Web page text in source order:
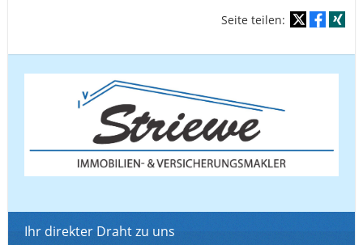
Seite teilen:
Ihr direkter Draht zu uns